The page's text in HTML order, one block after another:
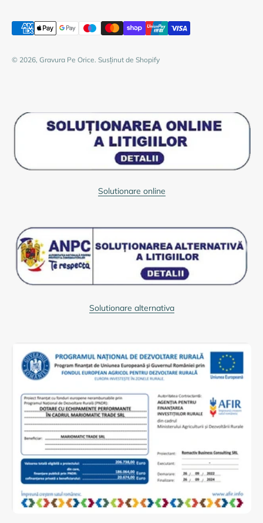
© 2026, Gravura Pe Orice. Susținut de Shopify
Solutionare online
Solutionare alternativa